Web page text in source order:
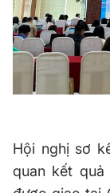
Hội nghị sơ
quan kết